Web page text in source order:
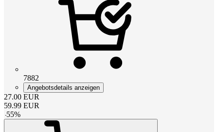
7882
Angebotsdetails anzeigen
27.00 EUR
59.99 EUR
-55%